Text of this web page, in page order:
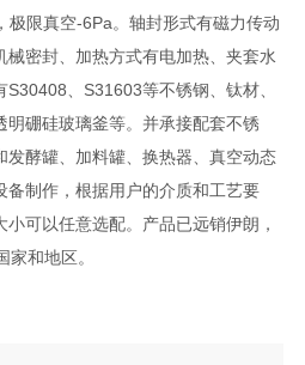
极限真空-6Pa。轴封形式有磁力传动
密封、加热方式有电加热、夹套水
、S31603等不锈钢、钛材、
硼硅玻璃釜等。并承接配套不锈
发酵罐、加料罐、换热器、真空动态
备制作，根据用户的介质和工艺要
可以任意选配。产品已远销伊朗，
和地区。